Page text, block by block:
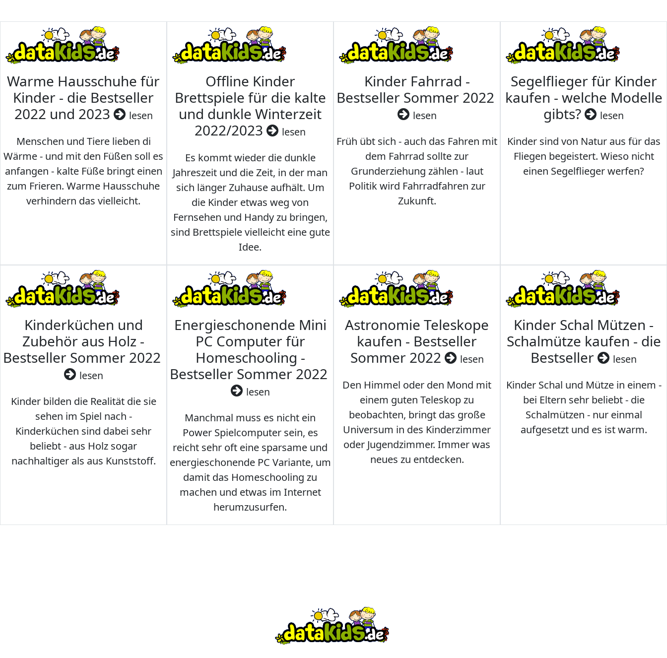
Warme Hausschuhe für
Kinder - die Bestseller
2022 und 2023
lesen
Menschen und Tiere lieben di
Wärme - und mit den Füßen soll es
anfangen - kalte Füße bringt einen
zum Frieren. Warme Hausschuhe
verhindern das vielleicht.
Offline Kinder
Brettspiele für die kalte
und dunkle Winterzeit
2022/2023
lesen
Es kommt wieder die dunkle
Jahreszeit und die Zeit, in der man
sich länger Zuhause aufhält. Um
die Kinder etwas weg von
Fernsehen und Handy zu bringen,
sind Brettspiele vielleicht eine gute
Idee.
Kinder Fahrrad -
Bestseller Sommer 2022
lesen
Früh übt sich - auch das Fahren mit
dem Fahrrad sollte zur
Grunderziehung zählen - laut
Politik wird Fahrradfahren zur
Zukunft.
Segelflieger für Kinder
kaufen - welche Modelle
gibts?
lesen
Kinder sind von Natur aus für das
Fliegen begeistert. Wieso nicht
einen Segelflieger werfen?
Kinderküchen und
Zubehör aus Holz -
Bestseller Sommer 2022
lesen
Kinder bilden die Realität die sie
sehen im Spiel nach -
Kinderküchen sind dabei sehr
beliebt - aus Holz sogar
nachhaltiger als aus Kunststoff.
Energieschonende Mini
PC Computer für
Homeschooling -
Bestseller Sommer 2022
lesen
Manchmal muss es nicht ein
Power Spielcomputer sein, es
reicht sehr oft eine sparsame und
energieschonende PC Variante, um
damit das Homeschooling zu
machen und etwas im Internet
herumzusurfen.
Astronomie Teleskope
kaufen - Bestseller
Sommer 2022
lesen
Den Himmel oder den Mond mit
einem guten Teleskop zu
beobachten, bringt das große
Universum in des Kinderzimmer
oder Jugendzimmer. Immer was
neues zu entdecken.
Kinder Schal Mützen -
Schalmütze kaufen - die
Bestseller
lesen
Kinder Schal und Mütze in einem -
bei Eltern sehr beliebt - die
Schalmützen - nur einmal
aufgesetzt und es ist warm.